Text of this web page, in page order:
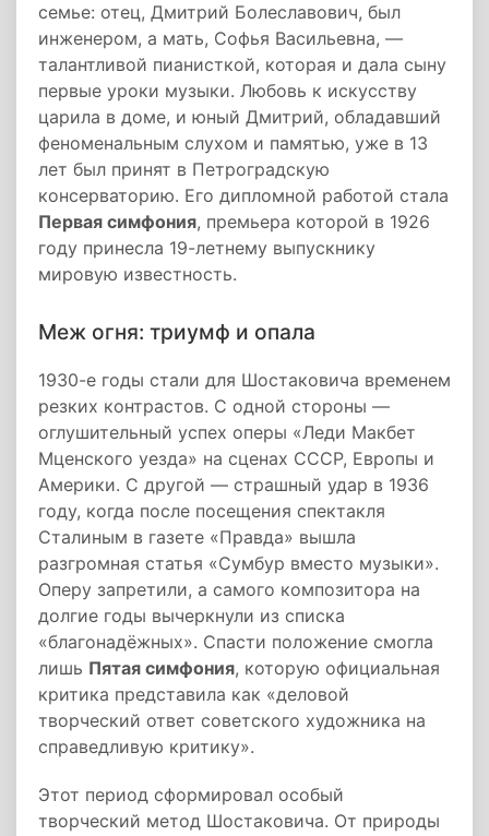
семье: отец, Дмитрий Болеславович, был
инженером, а мать, Софья Васильевна, —
талантливой пианисткой, которая и дала сыну
первые уроки музыки. Любовь к искусству
царила в доме, и юный Дмитрий, обладавший
феноменальным слухом и памятью, уже в 13
лет был принят в Петроградскую
консерваторию. Его дипломной работой стала
Первая симфония, премьера которой в 1926
году принесла 19-летнему выпускнику
мировую известность.
Меж огня: триумф и опала
1930-е годы стали для Шостаковича временем
резких контрастов. С одной стороны —
оглушительный успех оперы «Леди Макбет
Мценского уезда» на сценах СССР, Европы и
Америки. С другой — страшный удар в 1936
году, когда после посещения спектакля
Сталиным в газете «Правда» вышла
разгромная статья «Сумбур вместо музыки».
Оперу запретили, а самого композитора на
долгие годы вычеркнули из списка
«благонадёжных». Спасти положение смогла
лишь Пятая симфония, которую официальная
критика представила как «деловой
творческий ответ советского художника на
справедливую критику».
Этот период сформировал особый
творческий метод Шостаковича. От природы